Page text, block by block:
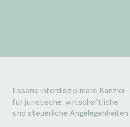
Essens interdisziplinäre Kanzlei
für juristische, wirtschaftliche
und steuerliche Angelegenheiten.